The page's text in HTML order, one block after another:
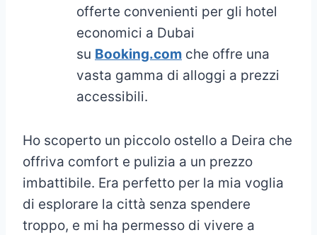
offerte convenienti per gli hotel
economici a Dubai
su Booking.com che offre una
vasta gamma di alloggi a prezzi
accessibili.
Ho scoperto un piccolo ostello a Deira che
offriva comfort e pulizia a un prezzo
imbattibile. Era perfetto per la mia voglia
di esplorare la città senza spendere
troppo, e mi ha permesso di vivere a